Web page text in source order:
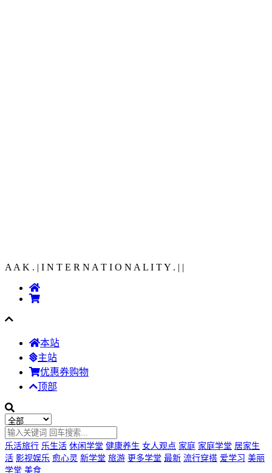
A A K . | I N T E R N A T I O N A L I T Y . | |
本站
主站
优惠券购物
顶部
乐活旅行 乐生活 休闲学堂 健康养生 女人观点 家庭 家庭学堂 居家生
活 影视娱乐 愈心灵 新学堂 旅游 更多学堂 最新 流行穿搭 爱学习 美丽
学堂 美食